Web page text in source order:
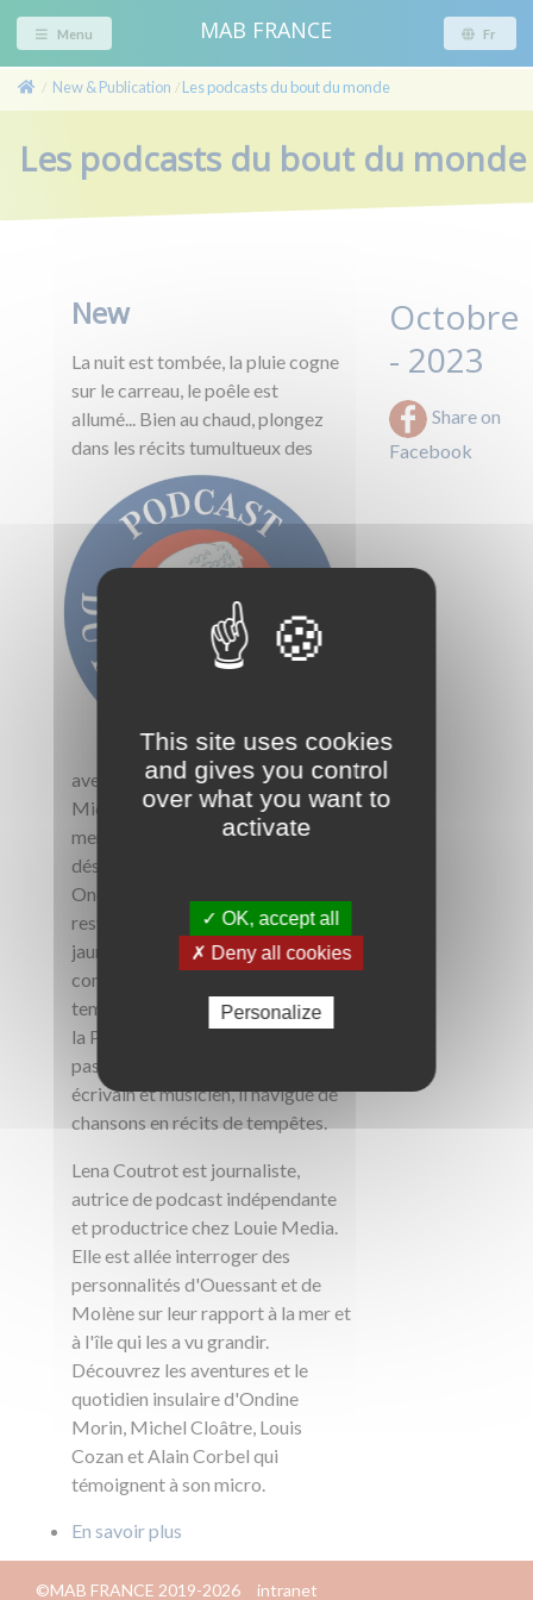
Menu MAB FRANCE Fr
/ New & Publication / Les podcasts du bout du monde
Les podcasts du bout du monde
New
La nuit est tombée, la pluie cogne
sur le carreau, le poêle est
allumé... Bien au chaud, plongez
dans les récits tumultueux des
aventuriers de la mer d'Iroise.
Michel plonge, foule le sol de la
mer, se balade sur des vaisseaux
déserts, remonte parfois un trésor.
Ondine fournit les meilleurs
restaurants de la capitale en lieux
jaunes ouessantins et Alain
compose avec la pluie et le beau
temps pour mener les passagers de
la Penn ar Bed à bon port. Louis a
passé sa vie dans les phares :
écrivain et musicien, il navigue de
chansons en récits de tempêtes.
Lena Coutrot est journaliste,
autrice de podcast indépendante
et productrice chez Louie Media.
Elle est allée interroger des
personnalités d'Ouessant et de
Molène sur leur rapport à la mer et
à l'île qui les a vu grandir.
Découvrez les aventures et le
quotidien insulaire d'Ondine
Morin, Michel Cloâtre, Louis
Cozan et Alain Corbel qui
témoignent à son micro.
En savoir plus
Octobre
- 2023
Share on
Facebook
©MAB FRANCE 2019-2026 intranet
This site uses cookies
and gives you control
over what you want to
activate
✓ OK, accept all
✗ Deny all cookies
Personalize